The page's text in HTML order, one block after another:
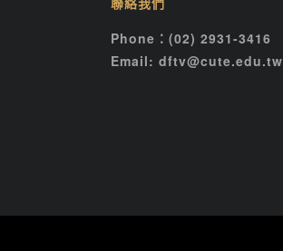
聯絡我們
Phone：(02) 2931-3416
Email: dftv@cute.edu.tw